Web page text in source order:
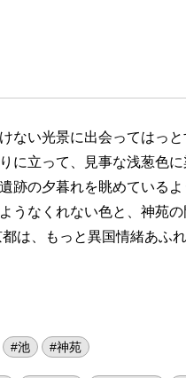
ない光景に出会ってはっ
に立って、見事な浅葱色
跡の夕暮れを眺めている
うなくれない色と、神苑
は、もっと異国情緒あふ
#池 #神苑